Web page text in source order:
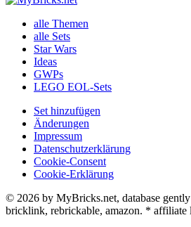
alle Themen
alle Sets
Star Wars
Ideas
GWPs
LEGO EOL-Sets
Set hinzufügen
Änderungen
Impressum
Datenschutzerklärung
Cookie-Consent
Cookie-Erklärung
© 2026 by MyBricks.net, database
bricklink, rebrickable, amazon. * affiliate